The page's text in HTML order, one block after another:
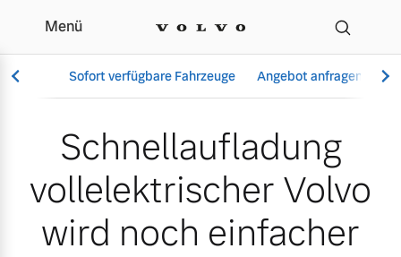
Schnellaufladung
Menü
Sofort verfügbare Fahrzeuge Angebot anfragen
Vollelektrisch
6 Modelle
Schnellaufladung
vollelektrischer Volvo
wird noch einfacher